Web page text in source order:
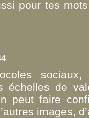
pour tes
échelles de
peut faire
images,